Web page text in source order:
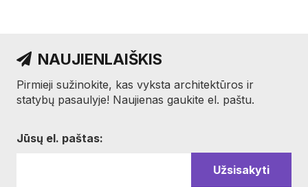
NAUJIENLAIŠKIS
Pirmieji sužinokite, kas vyksta architektūros ir
statybų pasaulyje! Naujienas gaukite el. paštu.
Jūsų el. paštas: